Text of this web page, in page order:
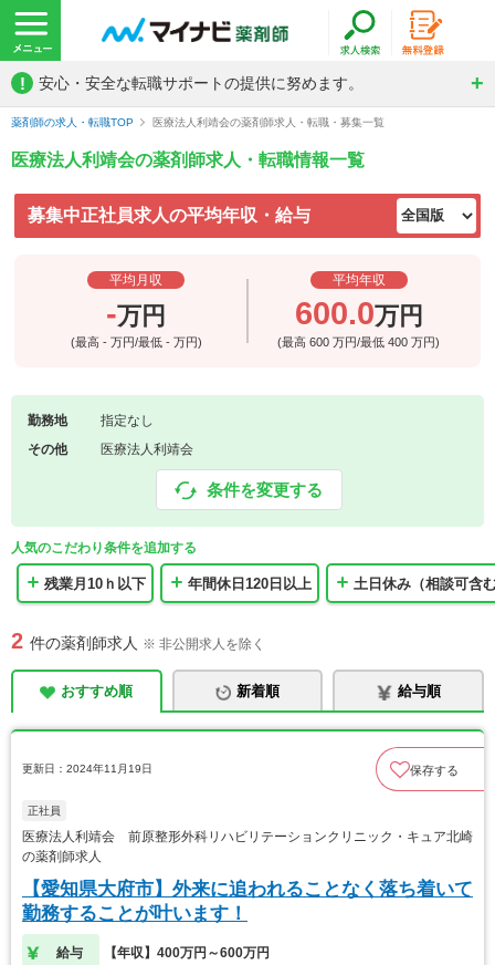
! 安心・安全な転職サポートの提供に努めます。
薬剤師の求人・転職TOP 医療法人利靖会の薬剤師求人・転職・募集一覧
医療法人利靖会の薬剤師求人・転職情報一覧
募集中正社員求人の平均年収・給与
平均月収
-万円
(最高 - 万円/最低 - 万円)
平均年収
600.0万円
(最高600万円/最低400万円)
勤務地
指定なし
その他
医療法人利靖会
条件を変更する
人気のこだわり条件を追加する
残業月10ｈ以下 年間休日120日以上 土日休み（相談可含
2 件の薬剤師求人 ※ 非公開求人を除く
おすすめ順 新着順 給与順
更新日：2024年11月19日 保存する
正社員
医療法人利靖会 前原整形外科リハビリテーションクリニック・キュア北崎
の薬剤師求人
【愛知県大府市】外来に追われることなく落ち着いて
勤務することが叶います！
給与 【年収】400万円～600万円